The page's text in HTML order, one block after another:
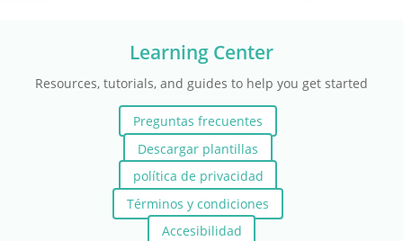
Learning Center
Resources, tutorials, and guides to help you get started
Preguntas frecuentes
Descargar plantillas
política de privacidad
Términos y condiciones
Accesibilidad